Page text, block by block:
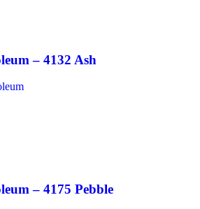
– 4132 Ash
– 4175 Pebble